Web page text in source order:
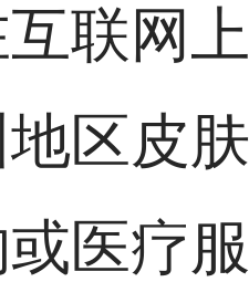
联网上
区皮肤
医疗服